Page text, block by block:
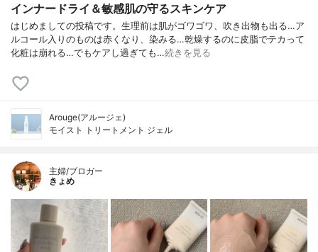
インナードライ＆敏感肌の守るスキンケア
はじめましての投稿です。生理前は肌がゴワゴワ、吹き出物も出る…ア
ルコール入りのものは赤くなり、染みる…乾燥するのに皮脂でテカって
化粧は崩れる…でもケアし過ぎても…続きを見る
Arouge(アルージェ)
モイスト トリートメント ジェル
主婦/ブロガー
きょめ